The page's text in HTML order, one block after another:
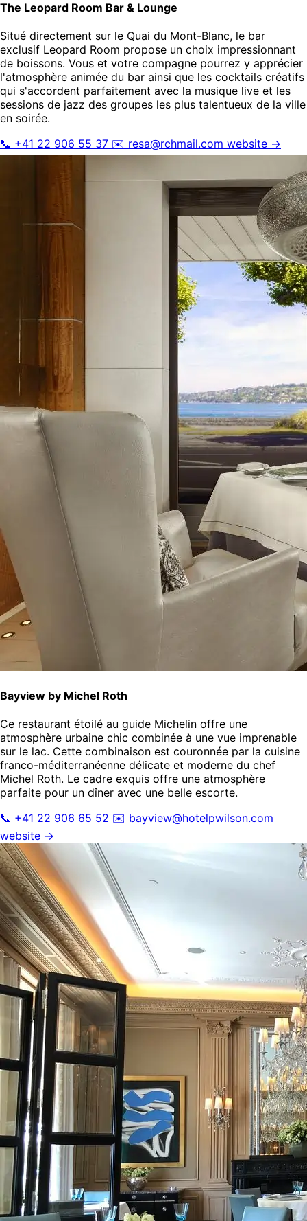
The Leopard Room Bar & Lounge
Situé directement sur le Quai du Mont-Blanc, le bar
exclusif Leopard Room propose un choix impressionnant
de boissons. Vous et votre compagne pourrez y apprécier
l'atmosphère animée du bar ainsi que les cocktails créatifs
qui s'accordent parfaitement avec la musique live et les
sessions de jazz des groupes les plus talentueux de la ville
en soirée.
📞 +41 22 906 55 37 ✉️ resa@rchmail.com website →
Bayview by Michel Roth
Ce restaurant étoilé au guide Michelin offre une
atmosphère urbaine chic combinée à une vue imprenable
sur le lac. Cette combinaison est couronnée par la cuisine
franco-méditerranéenne délicate et moderne du chef
Michel Roth. Le cadre exquis offre une atmosphère
parfaite pour un dîner avec une belle escorte.
📞 +41 22 906 65 52 ✉️ bayview@hotelpwilson.com
website →